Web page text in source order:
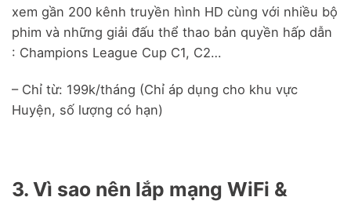
xem gần 200 kênh truyền hình HD cùng với nhiều bộ
phim và những giải đấu thể thao bản quyền hấp dẫn
: Champions League Cup C1, C2…
– Chỉ từ: 199k/tháng (Chỉ áp dụng cho khu vực
Huyện, số lượng có hạn)
3. Vì sao nên lắp mạng WiFi &